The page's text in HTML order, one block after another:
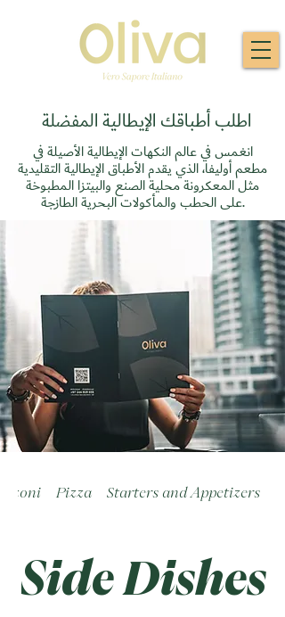
اطلب أطباقك الإيطالية المفضلة
انغمس في عالم النكهات الإيطالية الأصيلة في
مطعم أوليفا، الذي يقدم الأطباق الإيطالية التقليدية
مثل المعكرونة محلية الصنع والبيتزا المطبوخة
على الحطب والمأكولات البحرية الطازجة.
Starters and Appetizers
Pizza
Side Dishes